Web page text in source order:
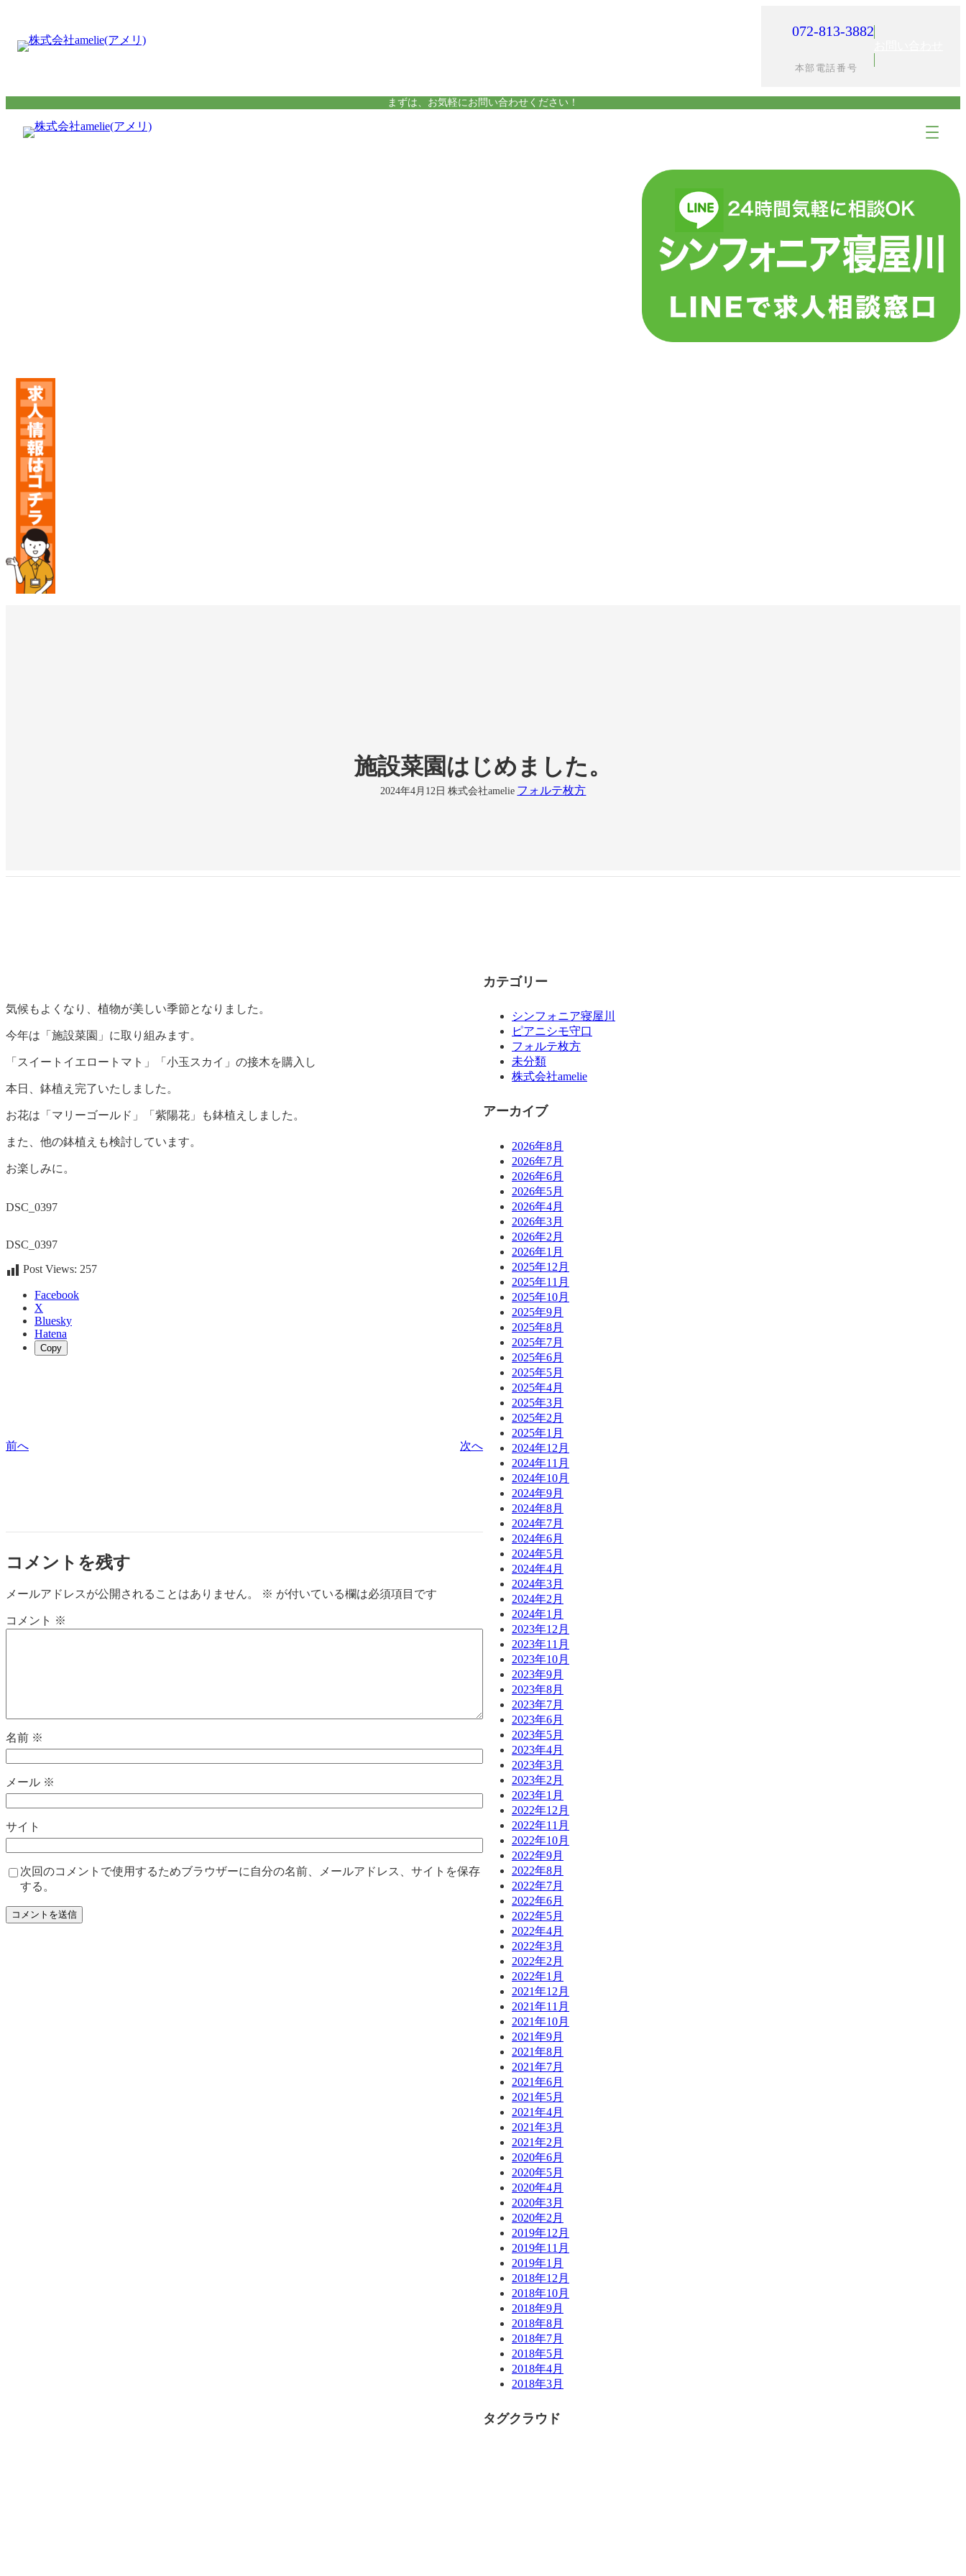
072-813-3882
本部電話番号
まずは、お気軽にお問い合わせください！
ン
ン
ク
ン
ン
ク
施設菜園はじめました。
2024年4月12日 株式会社amelie フォルテ枚方
気候もよくなり、植物が美しい季節となりました。
今年は「施設菜園」に取り組みます。
「スイートイエロートマト」「小玉スカイ」の接木を購入し
本日、鉢植え完了いたしました。
お花は「マリーゴールド」「紫陽花」も鉢植えしました。
また、他の鉢植えも検討しています。
お楽しみに。
DSC_0397
DSC_0397
Post Views: 257
Facebook
X
Bluesky
Hatena
Copy
前へ 次へ
コメントを残す
メールアドレスが公開されることはありません。 ※ が付いている欄は必須項目です
コメント ※
名前 ※
メール ※
サイト
次回のコメントで使用するためブラウザーに自分の名前、メールアドレス、サイトを保存
する。
カテゴリー
シンフォニア寝屋川
ピアニシモ守口
フォルテ枚方
未分類
株式会社amelie
アーカイブ
2026年8月
2026年7月
2026年6月
2026年5月
2026年4月
2026年3月
2026年2月
2026年1月
2025年12月
2025年11月
2025年10月
2025年9月
2025年8月
2025年7月
2025年6月
2025年5月
2025年4月
2025年3月
2025年2月
2025年1月
2024年12月
2024年11月
2024年10月
2024年9月
2024年8月
2024年7月
2024年6月
2024年5月
2024年4月
2024年3月
2024年2月
2024年1月
2023年12月
2023年11月
2023年10月
2023年9月
2023年8月
2023年7月
2023年6月
2023年5月
2023年4月
2023年3月
2023年2月
2023年1月
2022年12月
2022年11月
2022年10月
2022年9月
2022年8月
2022年7月
2022年6月
2022年5月
2022年4月
2022年3月
2022年2月
2022年1月
2021年12月
2021年11月
2021年10月
2021年9月
2021年8月
2021年7月
2021年6月
2021年5月
2021年4月
2021年3月
2021年2月
2020年6月
2020年5月
2020年4月
2020年3月
2020年2月
2019年12月
2019年11月
2019年1月
2018年12月
2018年10月
2018年9月
2018年8月
2018年7月
2018年5月
2018年4月
2018年3月
タグクラウド